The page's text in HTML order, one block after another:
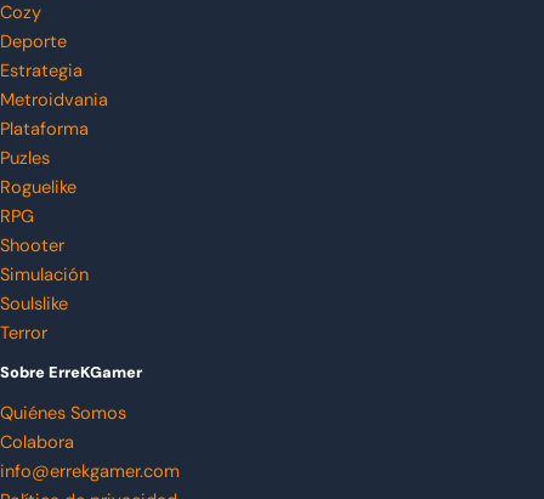
Cozy
Deporte
Estrategia
Metroidvania
Plataforma
Puzles
Roguelike
RPG
Shooter
Simulación
Soulslike
Terror
Sobre ErreKGamer
Quiénes Somos
Colabora
info@errekgamer.com